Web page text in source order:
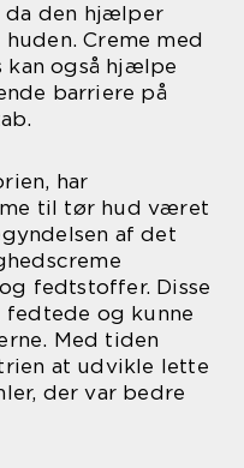
da den hjælper
Creme med
kan også hjælpe
barriere på
har
til tør hud været
af det
fedtstoffer. Disse
og kunne
Med tiden
at udvikle lette
der var bedre